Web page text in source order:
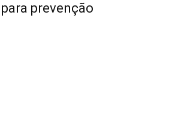
prevenção